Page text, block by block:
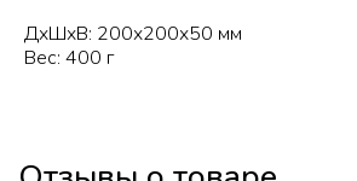
ДxШxВ: 200x200x50 мм
Вес: 400 г